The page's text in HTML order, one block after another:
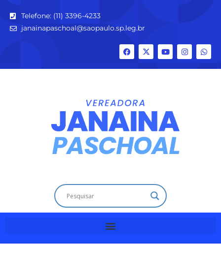
Telefone: (11) 3396-4233
janainapaschoal@saopaulo.sp.leg.br